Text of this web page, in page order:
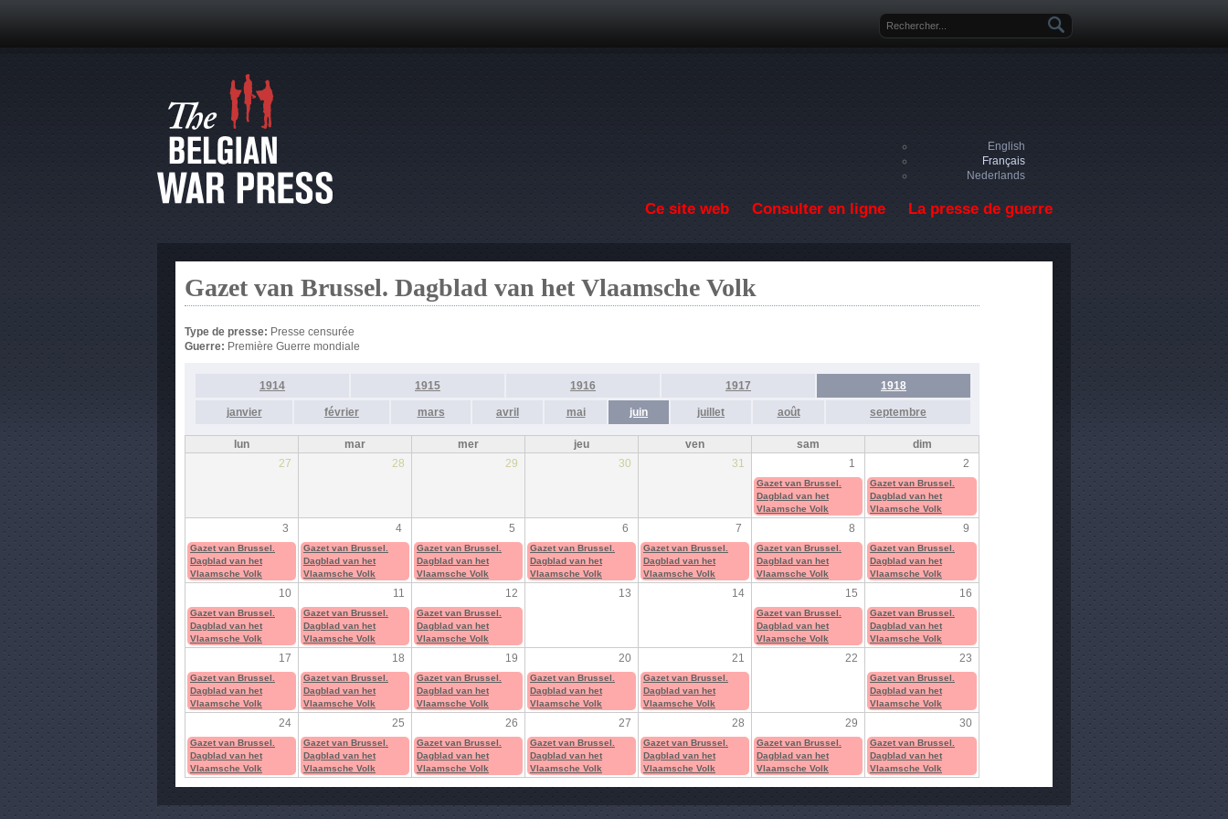
Formulaire de recherche
English
Français
Nederlands
Ce site web Consulter en ligne La presse de guerre
Gazet van Brussel. Dagblad van het Vlaamsche Volk
Type de presse: Presse censurée
Guerre: Première Guerre mondiale
1914 1915 1916 1917 1918
janvier février mars avril mai juin juillet août septembre
lun mar mer jeu ven sam
dim
27
28 29 30 31 1 2
Gazet van Brussel.
Dagblad van het
Vlaamsche Volk
Gazet van Brussel.
Dagblad van het
Vlaamsche Volk
3 4 5 6 7 8 9
Gazet van Brussel.
Dagblad van het
Vlaamsche Volk
Gazet van Brussel.
Dagblad van het
Vlaamsche Volk
Gazet van Brussel.
Dagblad van het
Vlaamsche Volk
Gazet van Brussel.
Dagblad van het
Vlaamsche Volk
Gazet van Brussel.
Dagblad van het
Vlaamsche Volk
Gazet van Brussel.
Dagblad van het
Vlaamsche Volk
Gazet van Brussel.
Dagblad van het
Vlaamsche Volk
10 11 12 13 14 15 16
Gazet van Brussel.
Dagblad van het
Vlaamsche Volk
Gazet van Brussel.
Dagblad van het
Vlaamsche Volk
Gazet van Brussel.
Dagblad van het
Vlaamsche Volk
Gazet van Brussel.
Dagblad van het
Vlaamsche Volk
Gazet van Brussel.
Dagblad van het
Vlaamsche Volk
17 18 19 20 21 22 23
Gazet van Brussel.
Dagblad van het
Vlaamsche Volk
Gazet van Brussel.
Dagblad van het
Vlaamsche Volk
Gazet van Brussel.
Dagblad van het
Vlaamsche Volk
Gazet van Brussel.
Dagblad van het
Vlaamsche Volk
Gazet van Brussel.
Dagblad van het
Vlaamsche Volk
Gazet van Brussel.
Dagblad van het
Vlaamsche Volk
24 25 26 27 28 29 30
Gazet van Brussel.
Dagblad van het
Vlaamsche Volk
Gazet van Brussel.
Dagblad van het
Vlaamsche Volk
Gazet van Brussel.
Dagblad van het
Vlaamsche Volk
Gazet van Brussel.
Dagblad van het
Vlaamsche Volk
Gazet van Brussel.
Dagblad van het
Vlaamsche Volk
Gazet van Brussel.
Dagblad van het
Vlaamsche Volk
Gazet van Brussel.
Dagblad van het
Vlaamsche Volk